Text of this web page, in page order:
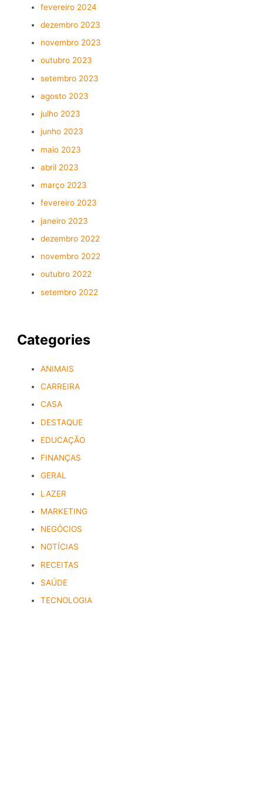
fevereiro 2024
dezembro 2023
novembro 2023
outubro 2023
setembro 2023
agosto 2023
julho 2023
junho 2023
maio 2023
abril 2023
março 2023
fevereiro 2023
janeiro 2023
dezembro 2022
novembro 2022
outubro 2022
setembro 2022
Categories
ANIMAIS
CARREIRA
CASA
DESTAQUE
EDUCAÇÃO
FINANÇAS
GERAL
LAZER
MARKETING
NEGÓCIOS
NOTÍCIAS
RECEITAS
SAÚDE
TECNOLOGIA